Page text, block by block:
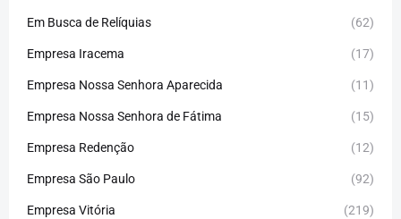
Em Busca de Relíquias (62)
Empresa Iracema (17)
Empresa Nossa Senhora Aparecida (11)
Empresa Nossa Senhora de Fátima (15)
Empresa Redenção (12)
Empresa São Paulo (92)
Empresa Vitória (219)